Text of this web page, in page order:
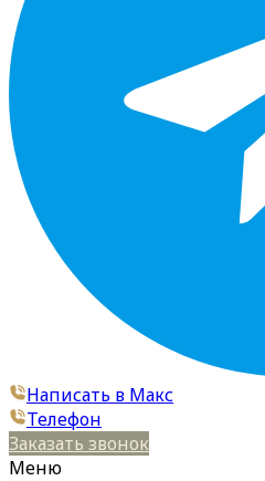
Написать в Макс
Телефон
Заказать звонок
Меню